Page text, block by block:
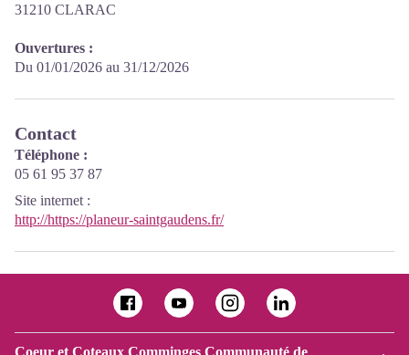
31210 CLARAC
Ouvertures :
Du 01/01/2026 au 31/12/2026
Contact
Téléphone :
05 61 95 37 87
Site internet :
http://https://planeur-saintgaudens.fr/